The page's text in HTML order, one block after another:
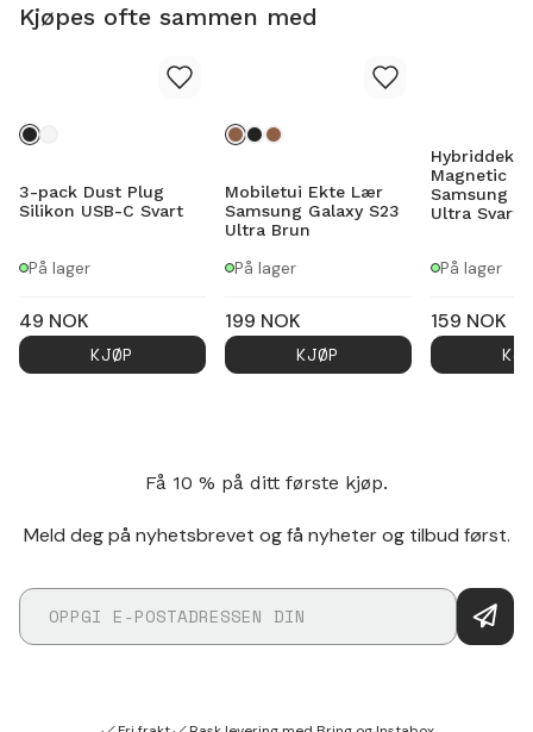
Kjøpes ofte sammen med
3-pack Dust Plug
Silikon USB-C Svart
På lager
49 NOK
KJØP
Mobiletui Ekte Lær
Samsung Galaxy S23
Ultra Brun
På lager
199 NOK
KJØP
Magnetic
Samsung
Ultra Svart
På lager
159 NOK
Få 10 % på ditt første kjøp.
Meld deg på nyhetsbrevet og få nyheter og tilbud først.